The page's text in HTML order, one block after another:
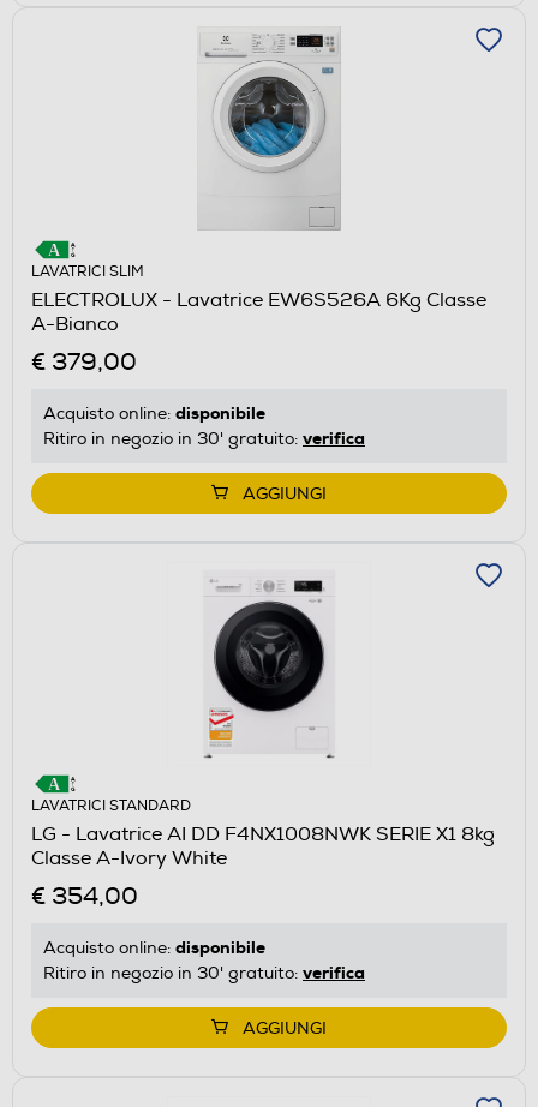
LAVATRICI SLIM
ELECTROLUX - Lavatrice EW6S526A 6Kg Classe
A-Bianco
€ 379,00
Acquisto online: disponibile
Ritiro in negozio in 30' gratuito: verifica
AGGIUNGI
LAVATRICI STANDARD
LG - Lavatrice AI DD F4NX1008NWK SERIE X1 8kg
Classe A-Ivory White
€ 354,00
Acquisto online: disponibile
Ritiro in negozio in 30' gratuito: verifica
AGGIUNGI